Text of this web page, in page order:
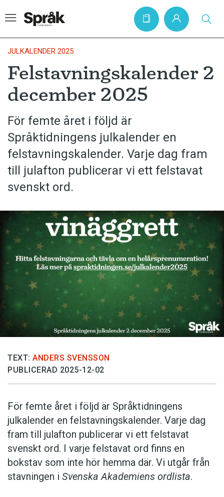
Hem
Artiklar
Krönikor
Språkfrågor
Skrivtips
Bokrecensioner
Kviss
Podden
Anmäl till språkpolisen
Föreslå nyord
Annonsera
Prenumerera
Läs Språktidningen digitalt
Press
JULKALENDER 2025
Felstavningskalender 2
december 2025
För femte året i följd är
Språktidningens julkalender en
felstavningskalender. Varje dag fram
till julafton publicerar vi ett felstavat
svenskt ord.
TEXT: ANDERS SVENSSON
PUBLICERAD 2025-12-02
För femte året i följd är Språktidningens
julkalender en felstavningskalender. Varje dag
fram till julafton publicerar vi ett felstavat
svenskt ord. I varje felstavat ord finns en
bokstav som inte hör hemma där. Vi utgår från
stavningen i Svenska Akademiens ordlista.